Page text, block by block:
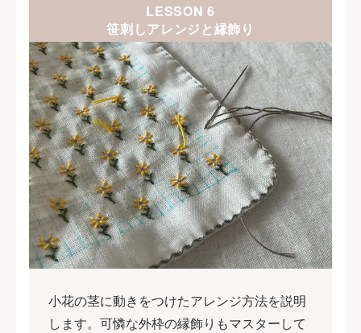
LESSON 6
笹刺しアレンジと縁飾り
小花の茎に動きをつけたアレンジ方法を説明
します。可憐な外枠の縁飾りもマスターして